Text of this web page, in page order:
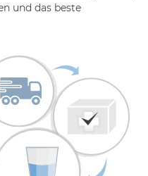
und das beste